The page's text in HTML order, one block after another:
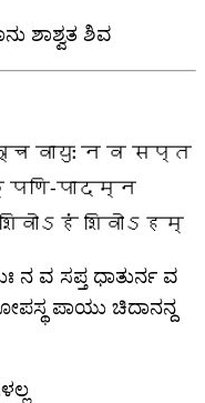
ಶಾಶ್ವತ ಶಿವ
वायुः न व सप्त
पणि-पादम्न
शिवोऽहम्
ನ ವ ಸಪ್ತ ಧಾತುರ್ನ ವ
ಪಾಯು ಚಿದಾನನ್ದ